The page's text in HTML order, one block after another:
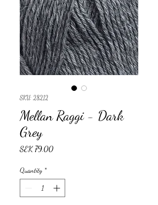
SKU: 28212
Mellan Raggi - Dark
Grey
SEK 79.00Price
Quantity *